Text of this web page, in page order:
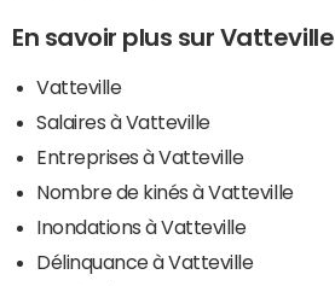
En savoir plus sur Vatteville
Vatteville
Salaires à Vatteville
Entreprises à Vatteville
Nombre de kinés à Vatteville
Inondations à Vatteville
Délinquance à Vatteville